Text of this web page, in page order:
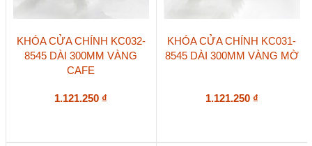
KHÓA CỬA CHÍNH KC032-
8545 DÀI 300MM VÀNG
CAFE
1.121.250 ₫
KHÓA CỬA CHÍNH KC031-
8545 DÀI 300MM VÀNG MỜ
1.121.250 ₫